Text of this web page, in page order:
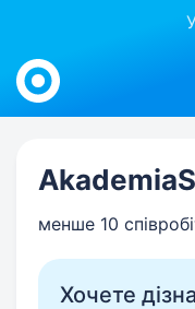
Work.ua
менше 10
Хочете